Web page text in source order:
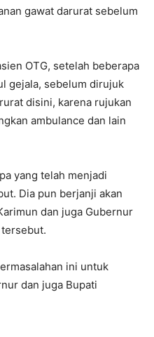
gawat darurat sebelum
OTG, setelah beberapa
gejala, sebelum dirujuk
disini, karena rujukan
ambulance dan lain
yang telah menjadi
Dia pun berjanji akan
dan juga Gubernur
ini untuk
dan juga Bupati